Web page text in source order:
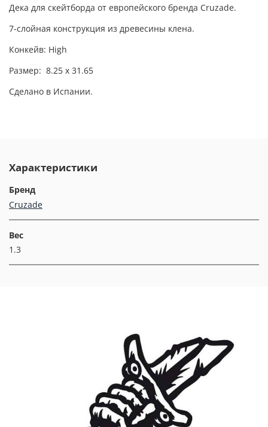
Дека для скейтборда от европейского бренда Cruzade.
7-слойная конструкция из древесины клена.
Конкейв: High
Размер: 8.25 x 31.65
Сделано в Испании.
Характеристики
Бренд
Cruzade
Вес
1.3